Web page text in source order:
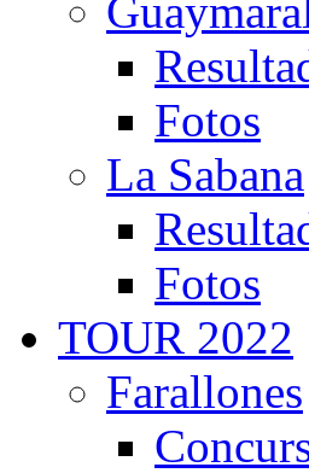
Fotos
La Sabana
Fotos
TOUR 2022
Farallones